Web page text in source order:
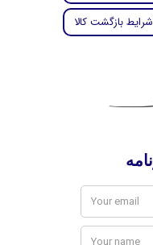
شرایط بازگشت کالا